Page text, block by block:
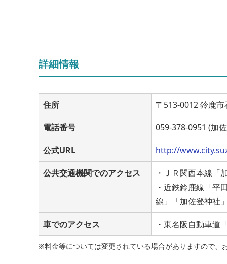
詳細情報
住所 〒513-0012 鈴鹿
電話番号 059-378-0951 (加
公式URL http://
公共交通機関でのアクセス
・ＪＲ関西本線「
・近鉄鈴鹿線「平
線」「加佐登神社
車でのアクセス ・東名阪自動車道
※料金等については変更されている場合がありますので、